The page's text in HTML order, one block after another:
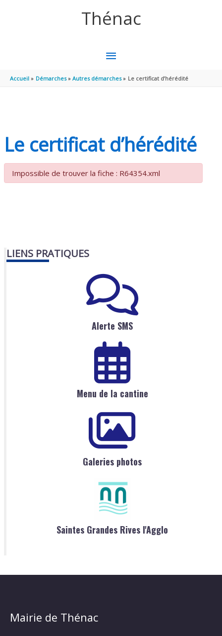
Thénac
MENU
PRINCIPAL
Accueil Démarches Autres démarches Le certificat d’hérédité
Le certificat d’hérédité
Impossible de trouver la fiche : R64354.xml
LIENS PRATIQUES
Alerte SMS
Menu de la cantine
Galeries photos
Saintes Grandes Rives l'Agglo
Mairie de Thénac